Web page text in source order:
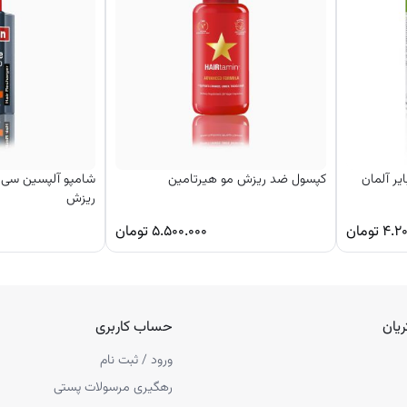
طراحی شده‌اند.
رشد طبیعی مو کمک می‌کنند.
آنتی‌اکسیدان است.
مصرف شود.
آلمان
تومان
کپسول ضد ریزش مو هیرتامین
۵.۵۰۰.۰۰۰تومان
شامپو آلپسین سی
ریزش
حساب کاربری
ورود / ثبت نام
رهگیری مرسولات پستی